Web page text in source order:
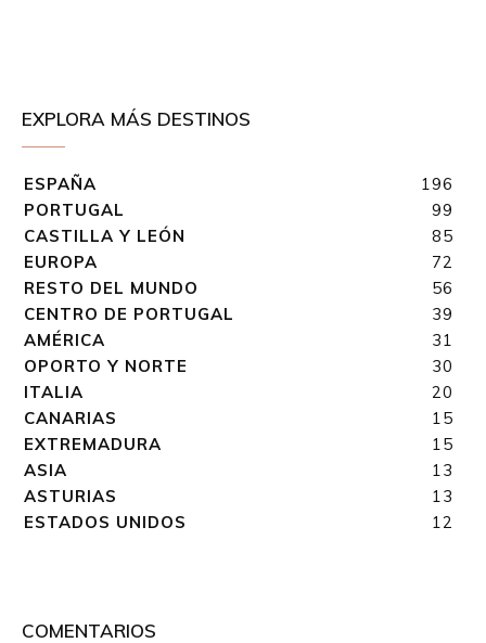
EXPLORA MÁS DESTINOS
ESPAÑA
196
PORTUGAL
99
CASTILLA Y LEÓN
85
EUROPA
72
RESTO DEL MUNDO
56
CENTRO DE PORTUGAL
39
AMÉRICA
31
OPORTO Y NORTE
30
ITALIA
20
CANARIAS
15
EXTREMADURA
15
ASIA
13
ASTURIAS
13
ESTADOS UNIDOS
12
COMENTARIOS